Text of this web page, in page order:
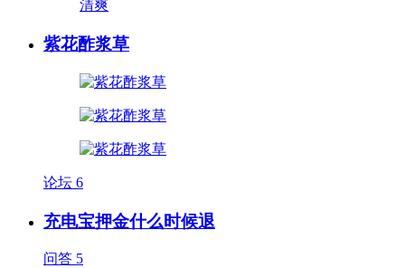
紫花酢浆草
论坛 6
充电宝押金什么时候退
问答 5